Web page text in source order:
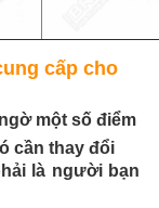
cấp cho
một số điểm
cần thay đổi
là người bạn